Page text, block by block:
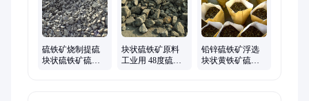
母氧化铁、特种钢冶炼、高纯度硫精砂
硫铁矿烧制提硫
块状硫铁矿硫化
块状硫铁矿原料
工业用 48度硫铁
铅锌硫铁矿浮选
块状黄铁矿硫铁